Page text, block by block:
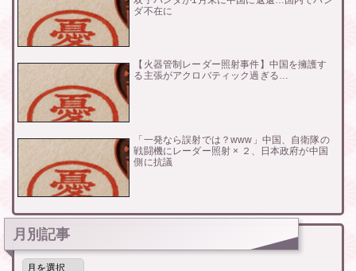
ダ不在に
【火器管制レーダー照射事件】中国を擁護す
る主張がアクロバティック過ぎる…
「一発なら誤射では？www」中国、自衛隊の
戦闘機にレーダー照射 × ２、日本政府が中国
側に抗議
月別記事
月